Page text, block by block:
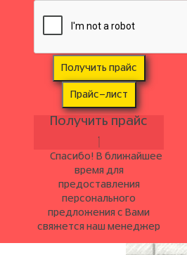
Получить прайс
Прайс-лист
Получить прайс
Спасибо! В ближайшее
время для
предоставления
персонального
предложения с Вами
свяжется наш менеджер